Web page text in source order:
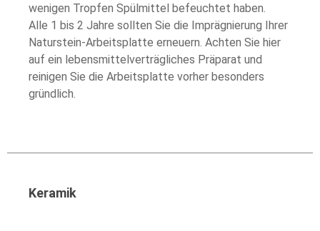
wenigen Tropfen Spülmittel befeuchtet haben.
Alle 1 bis 2 Jahre sollten Sie die Imprägnierung Ihrer
Naturstein-Arbeitsplatte erneuern. Achten Sie hier
auf ein lebensmittelverträgliches Präparat und
reinigen Sie die Arbeitsplatte vorher besonders
gründlich.
Keramik